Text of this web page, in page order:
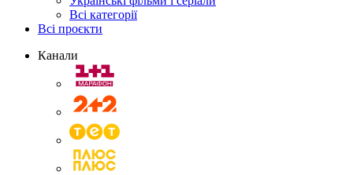
Всі категорії
Всі проєкти
Канали